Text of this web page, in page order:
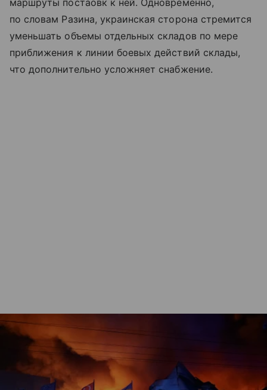
маршруты постаовк к ней. Одновременно,
по словам Разина, украинская сторона стремится
уменьшать объемы отдельных складов по мере
приближения к линии боевых действий склады,
что дополнительно усложняет снабжение.